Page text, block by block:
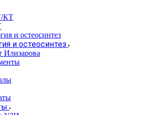
КТ
и остеосинтез
Илизарова